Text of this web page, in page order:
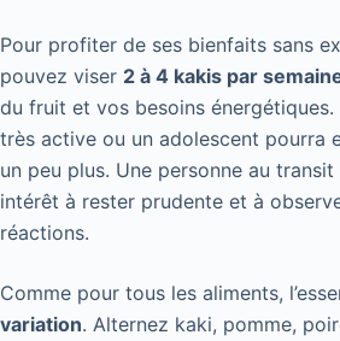
Pour profiter de ses bienfaits sans
pouvez viser 2 à 4 kakis par
du fruit et vos besoins énergétiques.
très active ou un adolescent pourra
un peu plus. Une personne au
intérêt à rester prudente et à
réactions.
Comme pour tous les aliments,
variation. Alternez kaki, pomme,